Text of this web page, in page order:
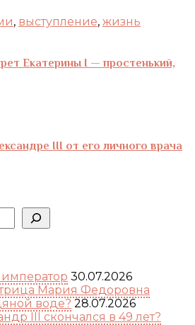
, выступление, жизнь
Екатерины I — простенький,
III от его личного врача
30.07.2026
Мария Федоровна
воде? 28.07.2026
III скончался в 49 лет?